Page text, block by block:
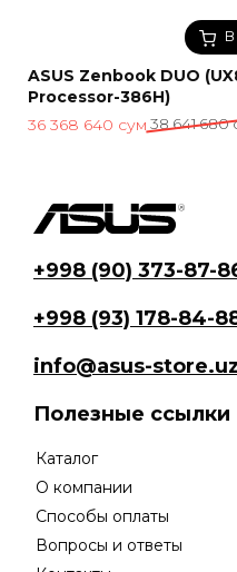
В
ASUS Zenbook DUO
Processor-386H)
38 641 680
Первоначальная
641
680 сум.
36 368 640 сум
Текущая
640 сум.
+998 (90) 373-87-
+998 (93) 178-84-
info@asus-store.uz
Полезные ссылки
Каталог
О компании
Способы оплаты
Вопросы и ответы